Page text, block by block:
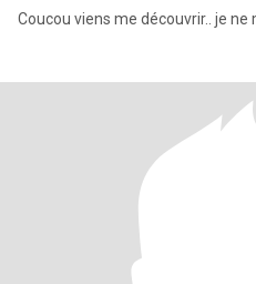
Coucou viens me découvrir.. je